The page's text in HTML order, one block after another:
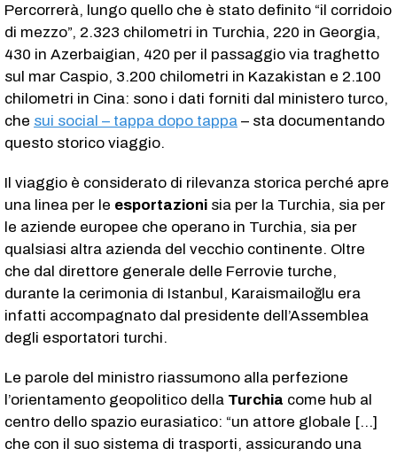
Percorrerà, lungo quello che è stato definito “il corridoio
di mezzo”, 2.323 chilometri in Turchia, 220 in Georgia,
430 in Azerbaigian, 420 per il passaggio via traghetto
sul mar Caspio, 3.200 chilometri in Kazakistan e 2.100
chilometri in Cina: sono i dati forniti dal ministero turco,
che sui social – tappa dopo tappa – sta documentando
questo storico viaggio.
Il viaggio è considerato di rilevanza storica perché apre
una linea per le esportazioni sia per la Turchia, sia per
le aziende europee che operano in Turchia, sia per
qualsiasi altra azienda del vecchio continente. Oltre
che dal direttore generale delle Ferrovie turche,
durante la cerimonia di Istanbul, Karaismailoğlu era
infatti accompagnato dal presidente dell’Assemblea
degli esportatori turchi.
Le parole del ministro riassumono alla perfezione
l’orientamento geopolitico della Turchia come hub al
centro dello spazio eurasiatico: “un attore globale […]
che con il suo sistema di trasporti, assicurando una